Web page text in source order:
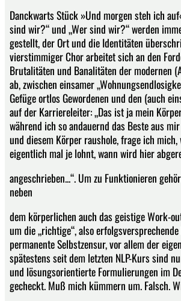
Danckwarts Stück »Und morgen steh ich
sind wir?“ und „Wer sind wir?“ werden
gestellt, der Ort und die Identitäten
vierstimmiger Chor arbeitet sich an den
Brutalitäten und Banalitäten der modernen
ab, zwischen einsamer
Gefüge ortlos Gewordenen und den (auch
auf der Karriereleiter: „Das ist ja mein
während ich so andauernd das Beste aus
und diesem Körper raushole, frage ich mich,
eigentlich mal je lohnt, wann wird hier
angeschrieben...“. Um zu Funktionieren
neben
dem körperlichen auch das geistige Work-
um die „richtige“, also
permanente Selbstzensur, vor allem der
spätestens seit dem letzten NLP-Kurs sind
und lösungsorientierte Formulierungen im
gecheckt. Muß mich kümmern um. Falsch.